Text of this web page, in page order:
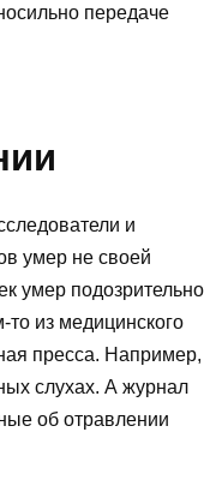
передаче
и
умер не своей
умер подозрительно
из медицинского
пресса. Например,
слухах. А журнал
об отравлении